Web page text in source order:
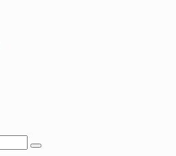
Vyhledat